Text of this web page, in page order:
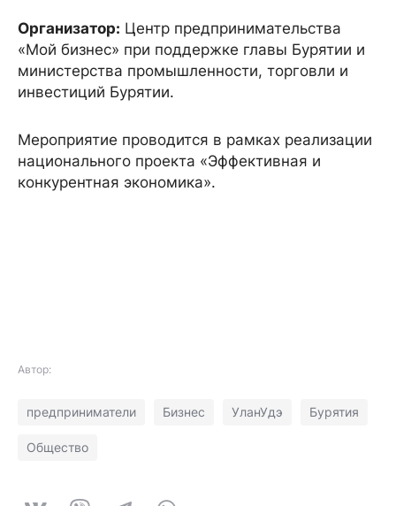
Организатор: Центр предпринимательства
«Мой бизнес» при поддержке главы Бурятии и
министерства промышленности, торговли и
инвестиций Бурятии.
Мероприятие проводится в рамках реализации
национального проекта «Эффективная и
конкурентная экономика».
Автор:
предприниматели Бизнес УланУдэ Бурятия
Общество